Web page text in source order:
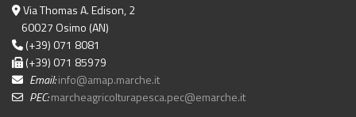
Via Thomas A. Edison, 2
60027 Osimo (AN)
(+39) 071 8081
(+39) 071 85979
Email:info@amap.marche.it
PEC:marcheagricolturapesca.pec@emarche.it